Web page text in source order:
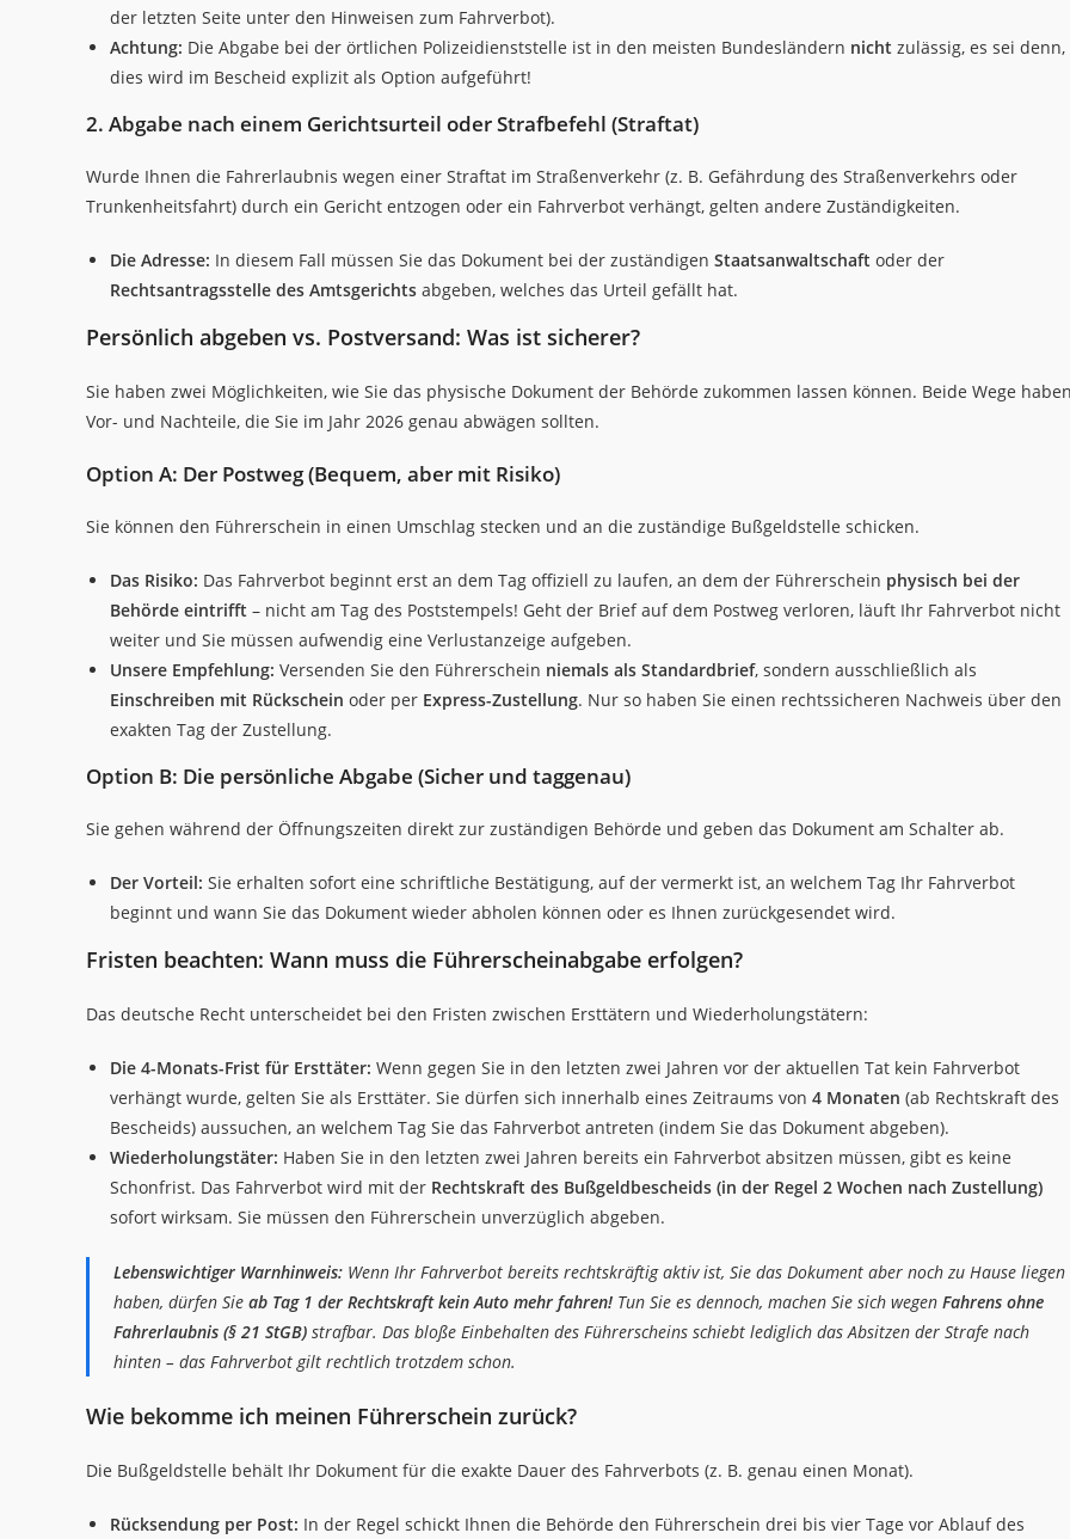
der letzten Seite unter den Hinweisen zum Fahrverbot).
Achtung: Die Abgabe bei der örtlichen Polizeidienststelle ist in den meisten Bundesländern nicht zulässig, es sei denn,
dies wird im Bescheid explizit als Option aufgeführt!
2. Abgabe nach einem Gerichtsurteil oder Strafbefehl (Straftat)
Wurde Ihnen die Fahrerlaubnis wegen einer Straftat im Straßenverkehr (z. B. Gefährdung des Straßenverkehrs oder
Trunkenheitsfahrt) durch ein Gericht entzogen oder ein Fahrverbot verhängt, gelten andere Zuständigkeiten.
Die Adresse: In diesem Fall müssen Sie das Dokument bei der zuständigen Staatsanwaltschaft oder der
Rechtsantragsstelle des Amtsgerichts abgeben, welches das Urteil gefällt hat.
Persönlich abgeben vs. Postversand: Was ist sicherer?
Sie haben zwei Möglichkeiten, wie Sie das physische Dokument der Behörde zukommen lassen können. Beide Wege
Vor- und Nachteile, die Sie im Jahr 2026 genau abwägen sollten.
Option A: Der Postweg (Bequem, aber mit Risiko)
Sie können den Führerschein in einen Umschlag stecken und an die zuständige Bußgeldstelle schicken.
Das Risiko: Das Fahrverbot beginnt erst an dem Tag offiziell zu laufen, an dem der Führerschein physisch bei der
Behörde eintrifft – nicht am Tag des Poststempels! Geht der Brief auf dem Postweg verloren, läuft Ihr Fahrverbot nicht
weiter und Sie müssen aufwendig eine Verlustanzeige aufgeben.
Unsere Empfehlung: Versenden Sie den Führerschein niemals als Standardbrief, sondern ausschließlich als
Einschreiben mit Rückschein oder per Express-Zustellung. Nur so haben Sie einen rechtssicheren Nachweis über den
exakten Tag der Zustellung.
Option B: Die persönliche Abgabe (Sicher und taggenau)
Sie gehen während der Öffnungszeiten direkt zur zuständigen Behörde und geben das Dokument am Schalter ab.
Der Vorteil: Sie erhalten sofort eine schriftliche Bestätigung, auf der vermerkt ist, an welchem Tag Ihr Fahrverbot
beginnt und wann Sie das Dokument wieder abholen können oder es Ihnen zurückgesendet wird.
Fristen beachten: Wann muss die Führerscheinabgabe erfolgen?
Das deutsche Recht unterscheidet bei den Fristen zwischen Ersttätern und Wiederholungstätern:
Die 4-Monats-Frist für Ersttäter: Wenn gegen Sie in den letzten zwei Jahren vor der aktuellen Tat kein Fahrverbot
verhängt wurde, gelten Sie als Ersttäter. Sie dürfen sich innerhalb eines Zeitraums von 4 Monaten (ab Rechtskraft des
Bescheids) aussuchen, an welchem Tag Sie das Fahrverbot antreten (indem Sie das Dokument abgeben).
Wiederholungstäter: Haben Sie in den letzten zwei Jahren bereits ein Fahrverbot absitzen müssen, gibt es keine
Schonfrist. Das Fahrverbot wird mit der Rechtskraft des Bußgeldbescheids (in der Regel 2 Wochen nach Zustellung)
sofort wirksam. Sie müssen den Führerschein unverzüglich abgeben.
Lebenswichtiger Warnhinweis: Wenn Ihr Fahrverbot bereits rechtskräftig aktiv ist, Sie das Dokument aber noch zu Hause liegen
haben, dürfen Sie ab Tag 1 der Rechtskraft kein Auto mehr fahren! Tun Sie es dennoch, machen Sie sich wegen Fahrens ohne
Fahrerlaubnis (§ 21 StGB) strafbar. Das bloße Einbehalten des Führerscheins schiebt lediglich das Absitzen der Strafe nach
hinten – das Fahrverbot gilt rechtlich trotzdem schon.
Wie bekomme ich meinen Führerschein zurück?
Die Bußgeldstelle behält Ihr Dokument für die exakte Dauer des Fahrverbots (z. B. genau einen Monat).
Rücksendung per Post: In der Regel schickt Ihnen die Behörde den Führerschein drei bis vier Tage vor Ablauf des